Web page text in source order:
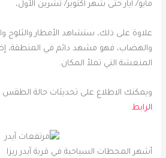
مايو/ أيار حتى شهر أكتوبر/ تشرين الأول،
علاوة على ذلك، ستشاهد الأمطار والثلوج
والهضاب، فهو مشهد دائم في المنطقة،
المنعشة التي تملأ المكان.
ويمكنك الاطلاع على تحديثات حالة الطقس
الرابط.
أشهر المحطات السياحية في قرية آيدر ريزا